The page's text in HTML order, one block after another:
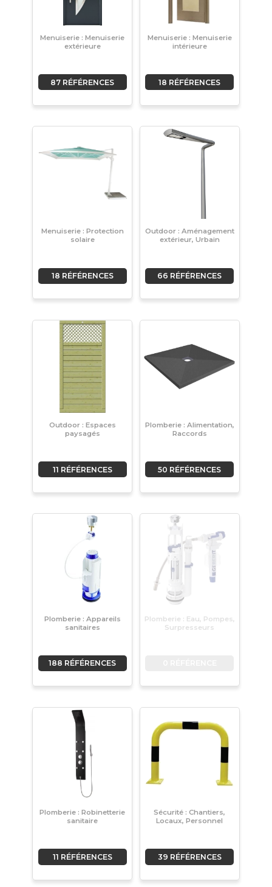
Menuiserie : Menuiserie
extérieure
87 RÉFÉRENCES
Menuiserie : Menuiserie
intérieure
18 RÉFÉRENCES
Menuiserie : Protection
solaire
18 RÉFÉRENCES
Outdoor : Aménagement
extérieur, Urbain
66 RÉFÉRENCES
Outdoor : Espaces
paysagés
11 RÉFÉRENCES
Plomberie : Alimentation,
Raccords
50 RÉFÉRENCES
Plomberie : Appareils
sanitaires
188 RÉFÉRENCES
Plomberie : Eau, Pompes,
Surpresseurs
Plomberie : Robinetterie
sanitaire
11 RÉFÉRENCES
Sécurité : Chantiers,
Locaux, Personnel
39 RÉFÉRENCES